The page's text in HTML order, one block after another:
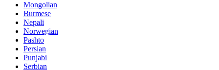
Mongolian
Burmese
Nepali
Norwegian
Pashto
Persian
Punjabi
Serbian